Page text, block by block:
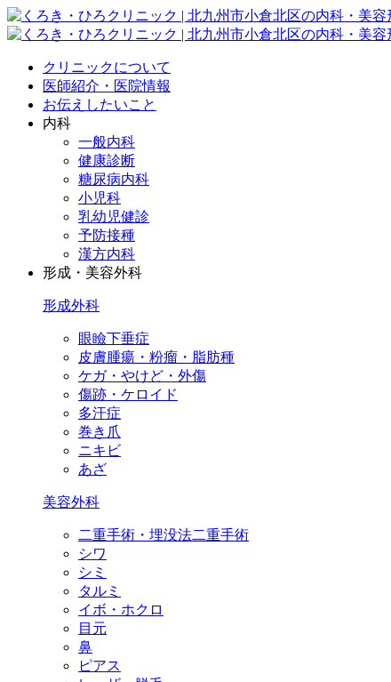
クリニックについて
医師紹介・医院情報
お伝えしたいこと
内科
一般内科
健康診断
糖尿病内科
小児科
乳幼児健診
予防接種
漢方内科
形成・美容外科
形成外科
眼瞼下垂症
皮膚腫瘍・粉瘤・脂肪種
ケガ・やけど・外傷
傷跡・ケロイド
多汗症
巻き爪
ニキビ
あざ
美容外科
二重手術・埋没法二重手術
シワ
シミ
タルミ
イボ・ホクロ
目元
鼻
ピアス